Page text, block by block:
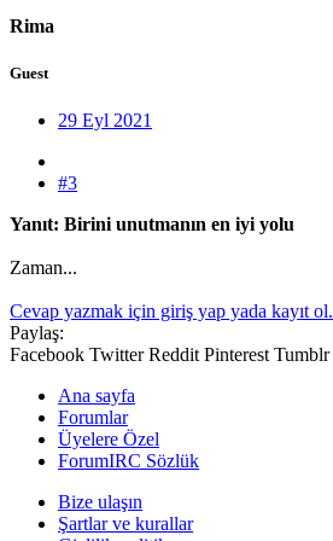
Rima
Guest
29 Eyl 2021
#3
Yanıt: Birini unutmanın en iyi yolu
Zaman...
Cevap yazmak için giriş yap yada kayıt ol.
Paylaş:
Facebook Twitter Reddit Pinterest Tumblr
Ana sayfa
Forumlar
Üyelere Özel
ForumIRC Sözlük
Bize ulaşın
Şartlar ve kurallar